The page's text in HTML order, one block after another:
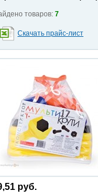
товаров: 7
Скачать прайс-лист
руб.